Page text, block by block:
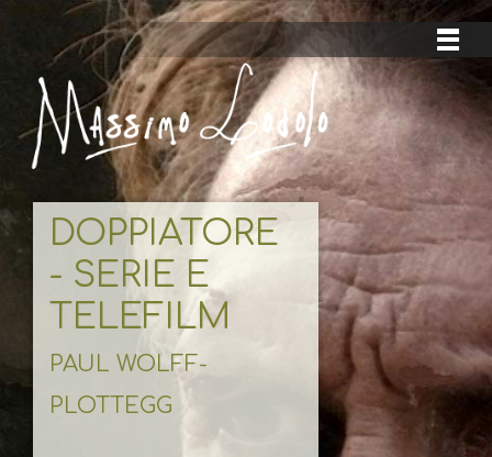
DOPPIATORE
- SERIE E
TELEFILM
PAUL WOLFF-
PLOTTEGG